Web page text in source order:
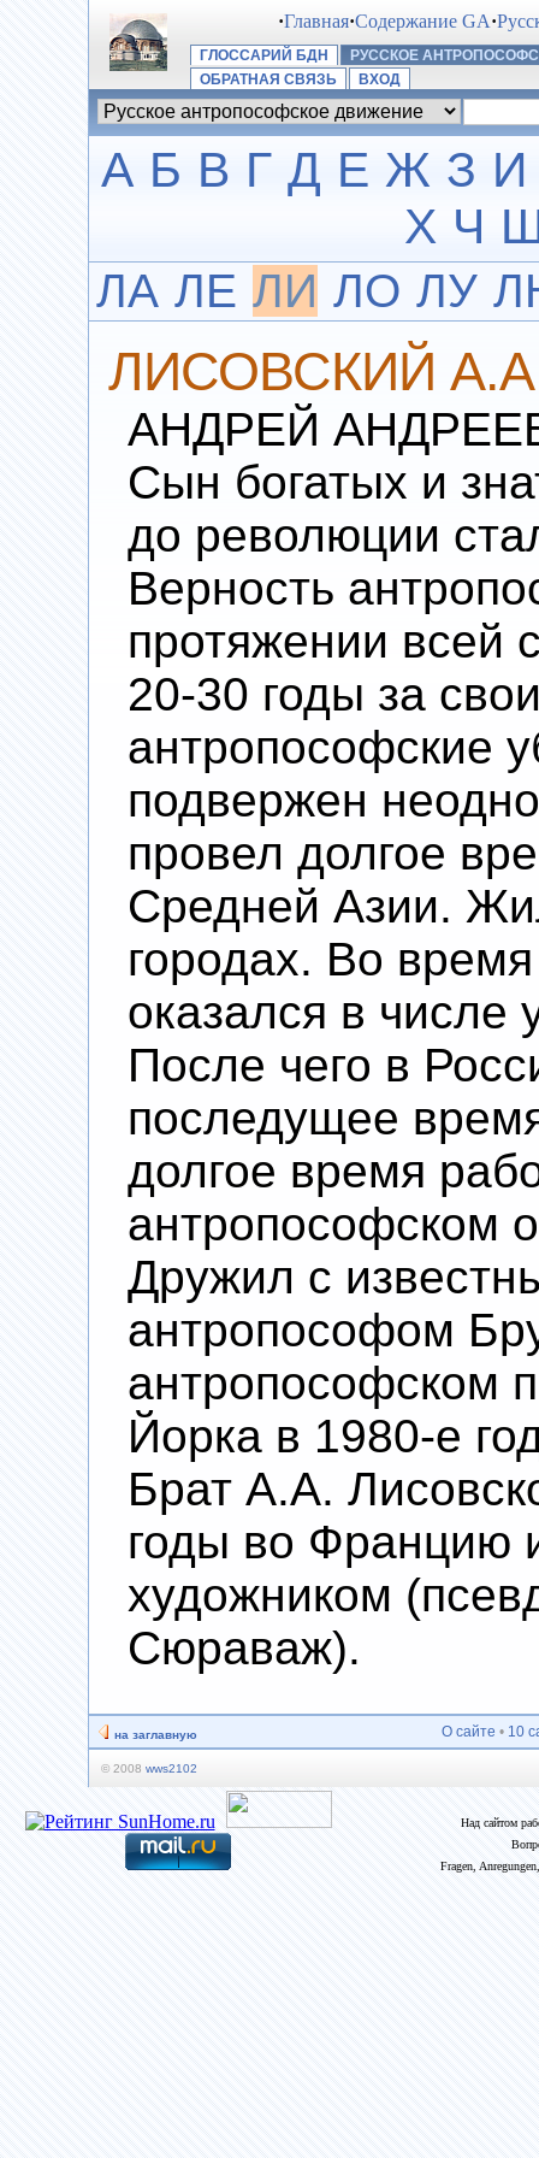
·Главная·Содержание GA·
ГЛОССАРИЙ БДН
РУССКОЕ
ОБРАТНАЯ СВЯЗЬ
ВХОД
А Б В Г Д Е Ж З И
Х Ч
ЛА ЛЕ ЛИ ЛО ЛУ
ЛИСОВСКИЙ
АНДРЕЙ
Сын богатых и
до революции
Верность
протяжении всей
20-30 годы за
антропософские
подвержен
провел долгое
Средней Азии.
городах. Во
оказался в числе
После чего в
последущее
долгое время
антропософском
Дружил с
антропософом
антропософском
Йорка в 1980-е
Брат А.А.
годы во Францию
художником
Сюраваж).
на заглавную О сайте • 10
© 2008 wws2102
Над сайтом
Fragen,